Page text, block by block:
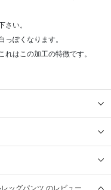
さい。
ぽくなります。
はこの加工の特徴です。
ッグパンツ のレビュー